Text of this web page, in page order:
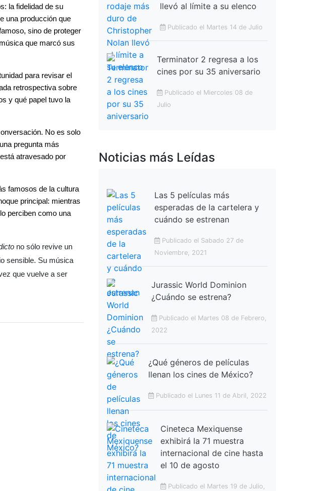
la fidelidad de su
una producción que
sino de proteger
que marcó sus
para revisar el
retrospectiva sobre
y qué papel tuvo la
No es solo
pregunta más
atravesado por
famosos de la cultura
principal: mientras
perciben como una
no sólo revive un
sensible. Su música
que vuelve a ser
llevó al límite a su elenco
Publicado el Martes 14 de Julio
Terminator 2 regresa a los
cines por su 35 aniversario
Publicado el Miercoles 08 de
Julio
Noticias más Leídas
Las 5 películas más
esperadas de la cartelera y
cuándo se estrenan
Publicado el Sabado 27 de
Noviembre, 2021
Jurassic World Dominion
¿Cuándo se estrena?
Publicado el Martes 08 de Febrero,
2022
¿Qué géneros de películas
llenan los cines de México?
Publicado el Lunes 11 de Abril, 2022
Cineteca Mexiquense
exhibirá la 71 muestra
internacional de cine hasta
el 10 de agosto
Publicado el Martes 19 de Julio,